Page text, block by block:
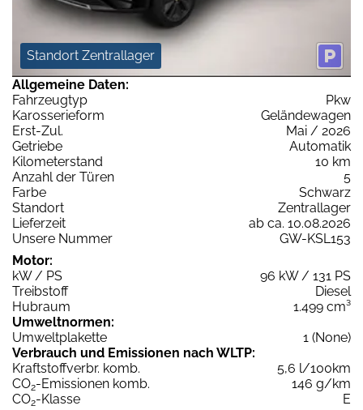
Standort Zentrallager
Allgemeine Daten:
Fahrzeugtyp
Pkw
Karosserieform
Geländewagen
Erst-Zul.
Mai / 2026
Getriebe
Automatik
Kilometerstand
10 km
Anzahl der Türen
5
Farbe
Schwarz
Standort
Zentrallager
Lieferzeit
ab ca. 10.08.2026
Unsere Nummer
GW-KSL153
Motor:
kW / PS
96 kW / 131 PS
Treibstoff
Diesel
Hubraum
1.499 cm³
Umweltnormen:
Umweltplakette
1 (None)
Verbrauch und Emissionen nach WLTP:
Kraftstoffverbr. komb.
5,6 l/100km
CO2-Emissionen komb.
146 g/km
CO2-Klasse
E